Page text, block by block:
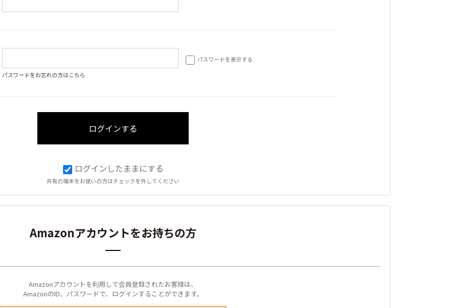
パスワードを表示する
パスワードをお忘れの方はこちら
ログインしたままにする
共有の端末をお使いの方はチェックを外してください
Amazonアカウントをお持ちの方
Amazonアカウントを利用して会員登録されたお客様は、
AmazonのID、パスワードで、ログインすることができます。